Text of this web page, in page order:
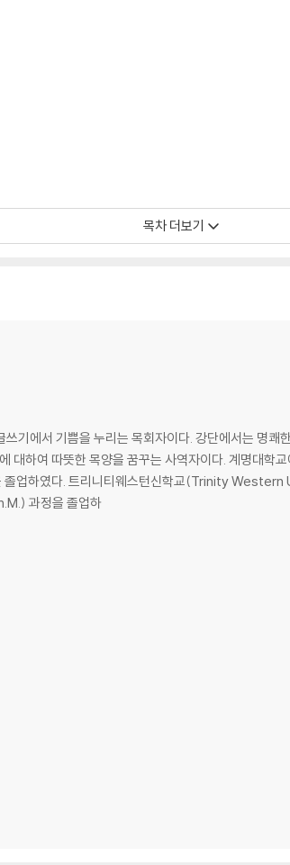
지혜를 제공해 준다. 거기에 강단을 망치는 예화는 어
조한 설교에서 생동감 있고 감동적인 설교로의 변화
례
는가
목차 더보기
기에서 기쁨을 누리는 목회자이다. 강단에서는 명
대하여 따뜻한 목양을 꿈꾸는 사역자이다. 계명대학
졸업하였다. 트리니티웨스턴신학교(Trinity
과정을 졸업하